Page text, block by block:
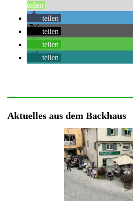
teilen
teilen
teilen
teilen
teilen
Aktuelles aus dem Backhaus